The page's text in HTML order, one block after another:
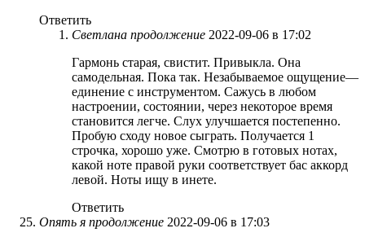
Ответить
Светлана продолжение 2022-09-06 в 17:02
Гармонь старая, свистит. Привыкла. Она
самодельная. Пока так. Незабываемое ощущение—
единение с инструментом. Сажусь в любом
настроении, состоянии, через некоторое время
становится легче. Слух улучшается постепенно.
Пробую сходу новое сыграть. Получается 1
строчка, хорошо уже. Смотрю в готовых нотах,
какой ноте правой руки соответствует бас аккорд
левой. Ноты ищу в инете.
Ответить
Опять я продолжение 2022-09-06 в 17:03